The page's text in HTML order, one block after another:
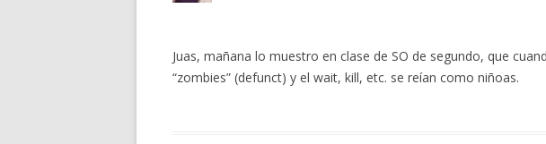
Juas, mañana lo muestro en clase de SO de segundo, que
“zombies” (defunct) y el wait, kill, etc. se reían como niñoas.